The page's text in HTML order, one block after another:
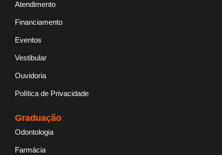
Atendimento
Financiamento
Eventos
Vestibular
Ouvidoria
Política de Privacidade
Graduação
Odontologia
Farmácia